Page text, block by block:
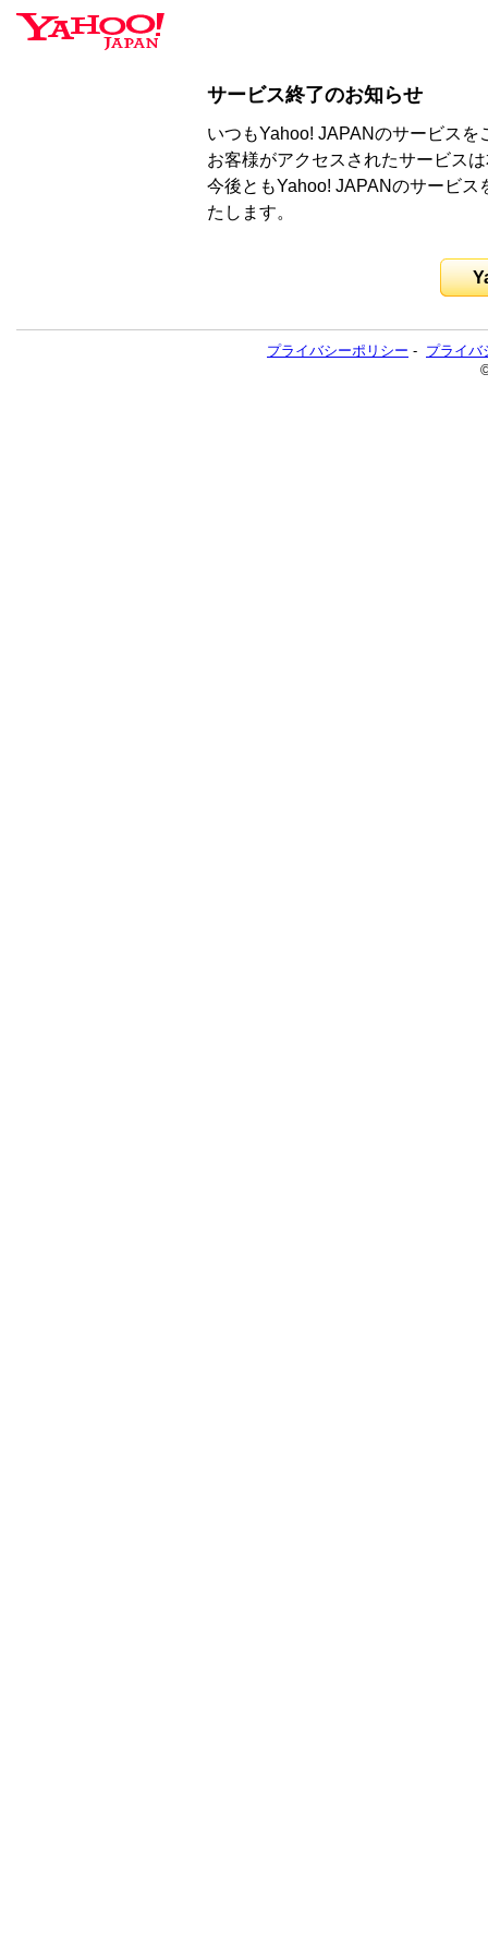
サービス終了のお知らせ
いつもYahoo! JAPANのサービス
お客様がアクセスされたサービス
今後ともYahoo! JAPANのサービ
たします。
プライバシーポリシー - プライバ